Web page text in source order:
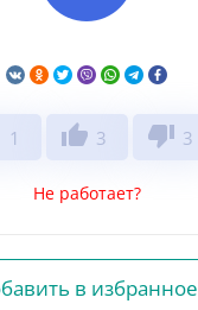
1 thumb_up 3 thumb_down 3
Не работает?
в избранное